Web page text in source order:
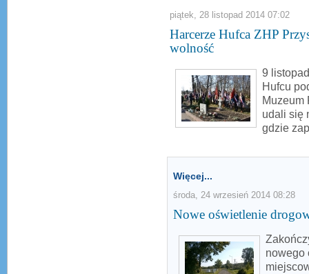
piątek, 28 listopad 2014 07:02
Harcerze Hufca ZHP
wolność
9
Hufcu
Muzeum
udali się
gdzie
Więcej...
środa, 24 wrzesień 2014 08:28
Nowe oświetlenie
nowego